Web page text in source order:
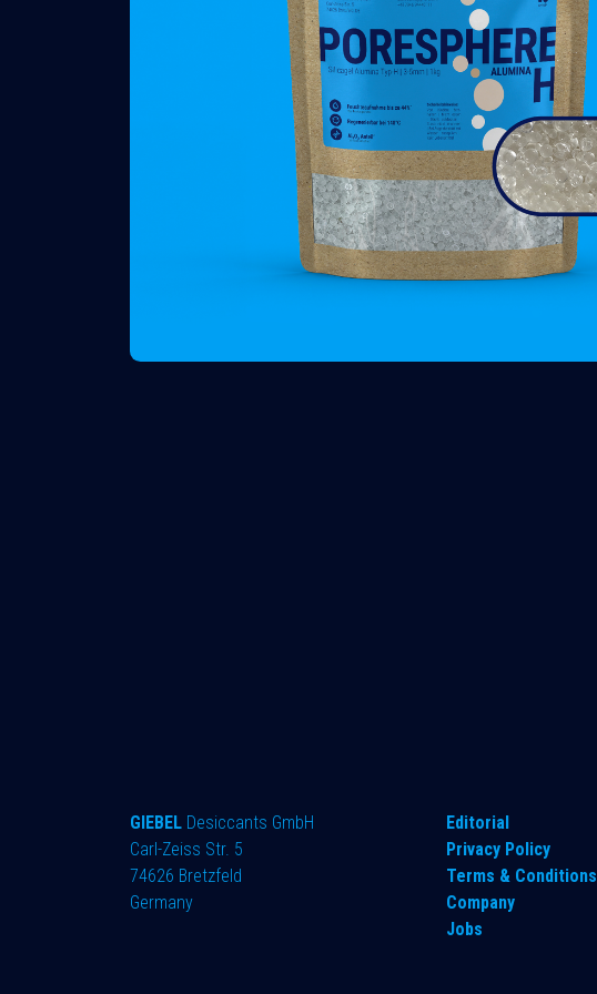
GIEBEL Desiccants GmbH
Carl-Zeiss Str. 5
74626 Bretzfeld
Germany
​Editorial
Privacy Policy
Terms & Conditions
Company
Jobs